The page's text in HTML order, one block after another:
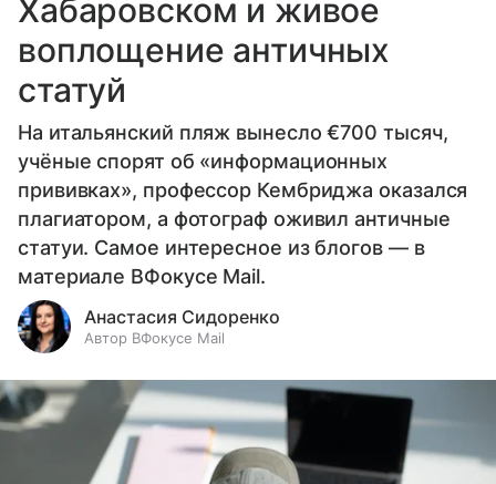
Хабаровском и живое
воплощение античных
статуй
На итальянский пляж вынесло €700 тысяч,
учёные спорят об «информационных
прививках», профессор Кембриджа оказался
плагиатором, а фотограф оживил античные
статуи. Самое интересное из блогов — в
материале ВФокусе Mail.
Анастасия Сидоренко
Автор ВФокусе Mail